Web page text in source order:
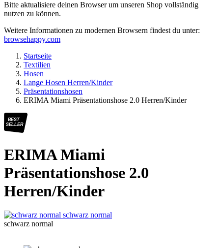
Bitte aktualisiere deinen Browser um unseren Shop vollständig
nutzen zu können.
Weitere Informationen zu modernen Browsern findest du unter:
browsehappy.com
Startseite
Textilien
Hosen
Lange Hosen Herren/Kinder
Präsentationshosen
ERIMA Miami Präsentationshose 2.0 Herren/Kinder
BEST
SELLER
ERIMA Miami
Präsentationshose 2.0
Herren/Kinder
schwarz normal
schwarz normal